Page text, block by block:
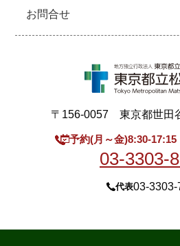
お問合せ
〒156-0057 東京都世田
予約(月～金)8:30-
03-3303-
代表03-3303-